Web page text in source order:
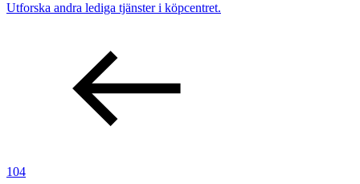
Utforska andra lediga tjänster i köpcentret.
104